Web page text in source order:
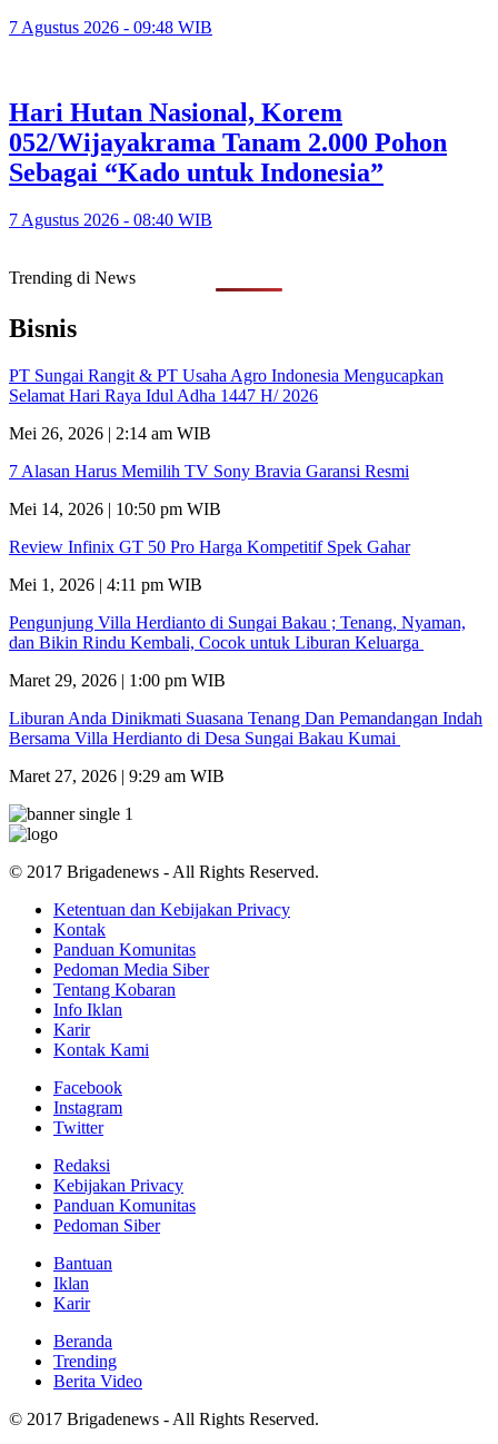
7 Agustus 2026 - 09:48 WIB
Hari Hutan Nasional, Korem
052/Wijayakrama Tanam 2.000 Pohon
Sebagai “Kado untuk Indonesia”
7 Agustus 2026 - 08:40 WIB
Trending di News
Bisnis
PT Sungai Rangit & PT Usaha Agro Indonesia Mengucapkan
Selamat Hari Raya Idul Adha 1447 H/ 2026
Mei 26, 2026 | 2:14 am WIB
7 Alasan Harus Memilih TV Sony Bravia Garansi Resmi
Mei 14, 2026 | 10:50 pm WIB
Review Infinix GT 50 Pro Harga Kompetitif Spek Gahar
Mei 1, 2026 | 4:11 pm WIB
Pengunjung Villa Herdianto di Sungai Bakau ; Tenang, Nyaman,
dan Bikin Rindu Kembali, Cocok untuk Liburan Keluarga
Maret 29, 2026 | 1:00 pm WIB
Liburan Anda Dinikmati Suasana Tenang Dan Pemandangan Indah
Bersama Villa Herdianto di Desa Sungai Bakau Kumai
Maret 27, 2026 | 9:29 am WIB
© 2017 Brigadenews - All Rights Reserved.
Ketentuan dan Kebijakan Privacy
Kontak
Panduan Komunitas
Pedoman Media Siber
Tentang Kobaran
Info Iklan
Karir
Kontak Kami
Facebook
Instagram
Twitter
Redaksi
Kebijakan Privacy
Panduan Komunitas
Pedoman Siber
Bantuan
Iklan
Karir
Beranda
Trending
Berita Video
© 2017 Brigadenews - All Rights Reserved.